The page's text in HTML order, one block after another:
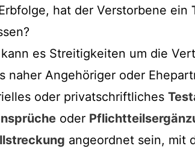
hat der Verstorbene ein
es Streitigkeiten um die
naher Angehöriger oder
oder privatschriftliches
oder
angeordnet sein, mit